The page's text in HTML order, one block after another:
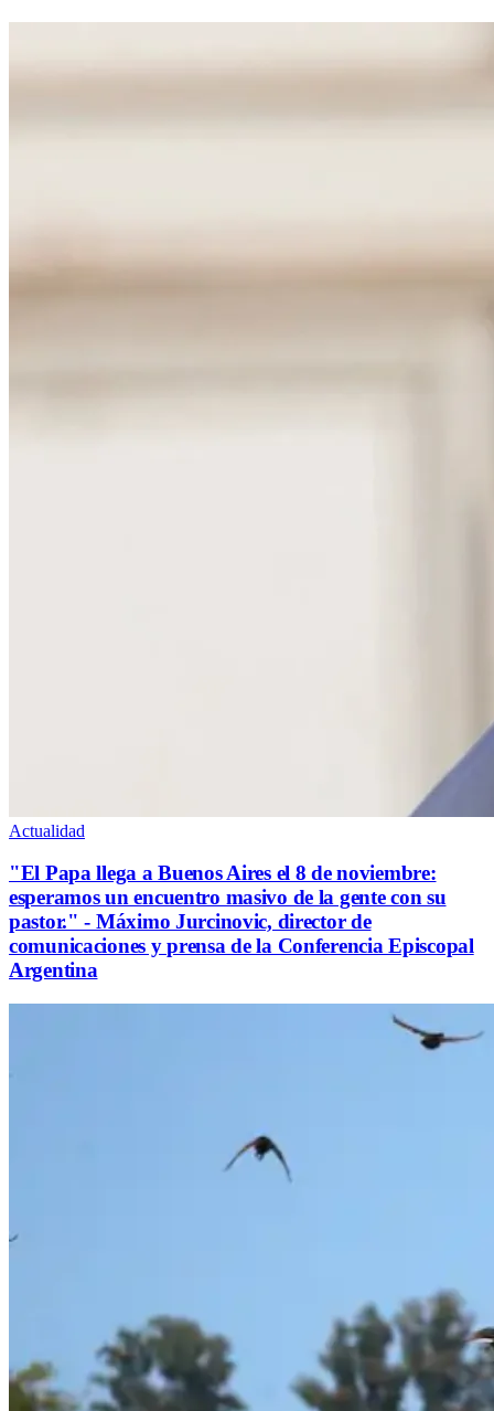
Actualidad
"El Papa llega a Buenos Aires el 8 de noviembre:
esperamos un encuentro masivo de la gente con su
pastor." - Máximo Jurcinovic, director de
comunicaciones y prensa de la Conferencia Episcopal
Argentina